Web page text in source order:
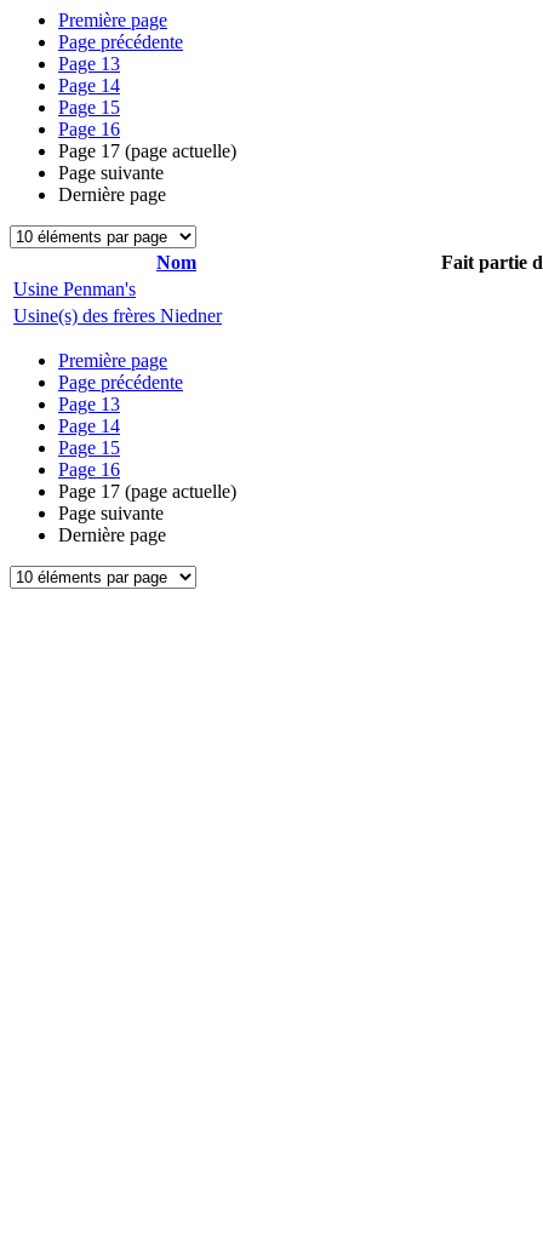
Première page
Page précédente
Page 13
Page 14
Page 15
Page 16
Page 17 (page actuelle)
Page suivante
Dernière page
Nom
Fait partie
Usine Penman's
Usine(s) des frères Niedner
Première page
Page précédente
Page 13
Page 14
Page 15
Page 16
Page 17 (page actuelle)
Page suivante
Dernière page